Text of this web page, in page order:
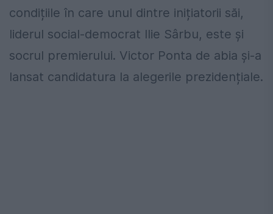
condițiile în care unul dintre inițiatorii săi,
liderul social-democrat Ilie Sârbu, este și
socrul premierului. Victor Ponta de abia și-a
lansat candidatura la alegerile prezidențiale.